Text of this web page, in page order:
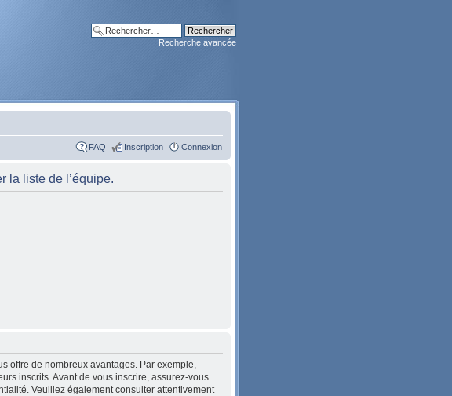
Recherche avancée
FAQ Inscription Connexion
la liste de l’équipe.
offre de nombreux avantages. Par exemple,
inscrits. Avant de vous inscrire, assurez-vous
Veuillez également consulter attentivement